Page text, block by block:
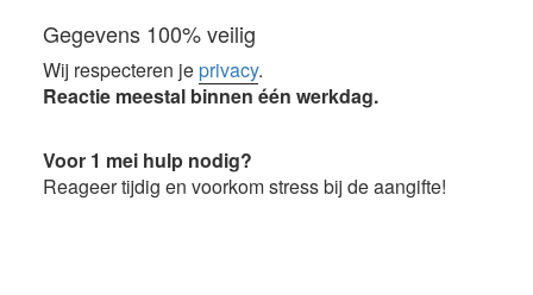
Gegevens 100% veilig
Wij respecteren jeprivacy.
Reactie meestal binnen één werkdag.
Voor 1 mei hulp nodig?
Reageer tijdig en voorkom stress bij de aangifte!